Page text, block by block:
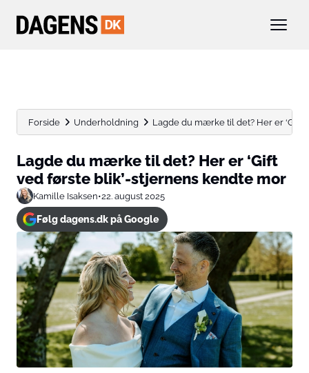
Forside Underholdning Lagde du mærke til det? Her er ‘Gift
Lagde du mærke til det? Her er ‘Gift
ved første blik’-stjernens kendte mor
Kamille Isaksen•22. august 2025
Følg dagens.dk på Google